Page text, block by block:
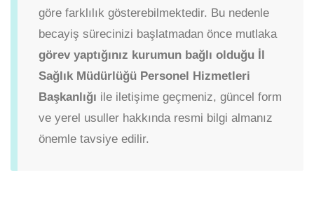
göre farklılık gösterebilmektedir. Bu nedenle
becayiş sürecinizi başlatmadan önce mutlaka
görev yaptığınız kurumun bağlı olduğu İl
Sağlık Müdürlüğü Personel Hizmetleri
Başkanlığı ile iletişime geçmeniz, güncel form
ve yerel usuller hakkında resmi bilgi almanız
önemle tavsiye edilir.